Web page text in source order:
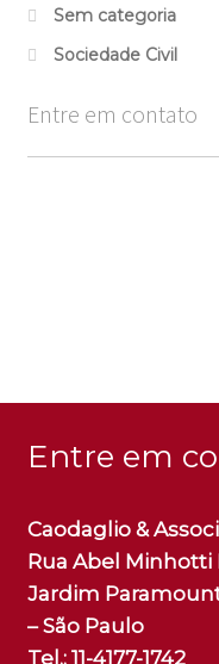
Sem categoria
Sociedade Civil
Entre em contato
Entre em
Caodaglio &
Rua Abel Minhotti
Jardim
– São Paulo
Tel.: 11-4177-1742